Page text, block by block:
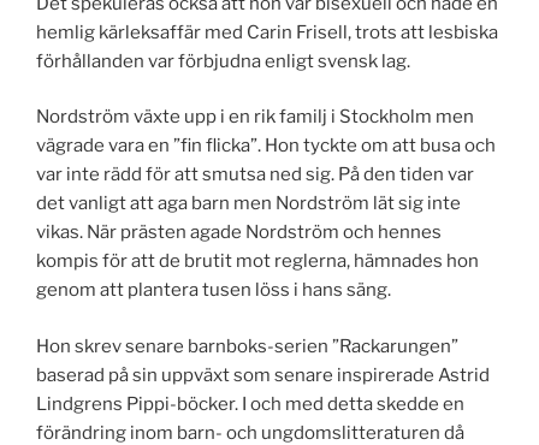
hemlig kärleksaffär med Carin Frisell, trots att lesbiska
förhållanden var förbjudna enligt svensk lag.
Nordström växte upp i en rik familj i Stockholm men
vägrade vara en ”fin flicka”. Hon tyckte om att busa och
var inte rädd för att smutsa ned sig. På den tiden var
det vanligt att aga barn men Nordström lät sig inte
vikas. När prästen agade Nordström och hennes
kompis för att de brutit mot reglerna, hämnades hon
genom att plantera tusen löss i hans säng.
Hon skrev senare barnboks-serien ”Rackarungen”
baserad på sin uppväxt som senare inspirerade Astrid
Lindgrens Pippi-böcker. I och med detta skedde en
förändring inom barn- och ungdomslitteraturen då